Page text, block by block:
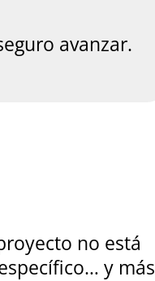
avanzar.
no está
y más